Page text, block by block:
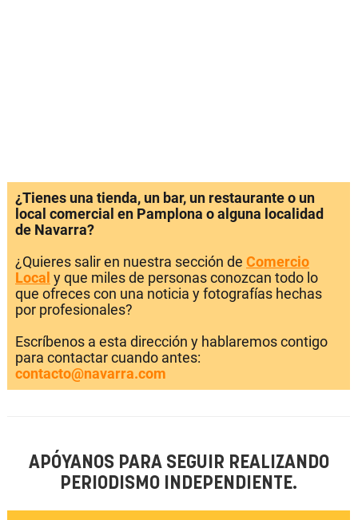
¿Tienes una tienda, un bar, un restaurante o un
local comercial en Pamplona o alguna localidad
de Navarra?
¿Quieres salir en nuestra sección de Comercio
Local y que miles de personas conozcan todo lo
que ofreces con una noticia y fotografías hechas
por profesionales?
Escríbenos a esta dirección y hablaremos contigo
para contactar cuando antes:
contacto@navarra.com
APÓYANOS PARA SEGUIR REALIZANDO
PERIODISMO INDEPENDIENTE.